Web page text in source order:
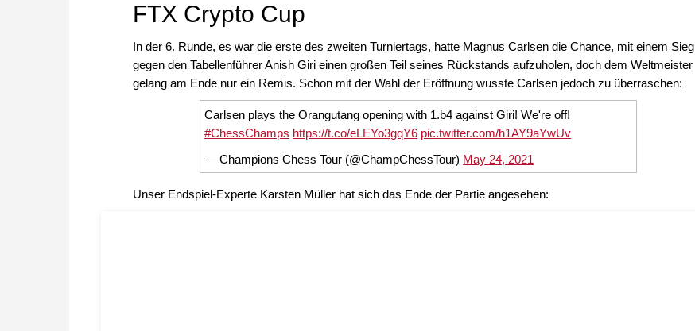
FTX Crypto Cup
In der 6. Runde, es war die erste des zweiten Turniertags, hatte Magnus Carlsen die Chance, mit einem Sieg
gegen den Tabellenführer Anish Giri einen großen Teil seines Rückstands aufzuholen, doch dem Weltmeister
gelang am Ende nur ein Remis. Schon mit der Wahl der Eröffnung wusste Carlsen jedoch zu überraschen:
Carlsen plays the Orangutang opening with 1.b4 against Giri! We're off!
#ChessChamps https://t.co/eLEYo3gqY6 pic.twitter.com/h1AY9aYwUv
— Champions Chess Tour (@ChampChessTour) May 24, 2021
Unser Endspiel-Experte Karsten Müller hat sich das Ende der Partie angesehen: